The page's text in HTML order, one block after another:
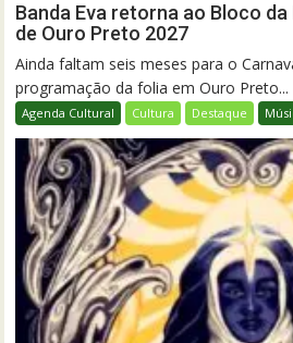
Banda Eva retorna ao Bloco da
de Ouro Preto 2027
Ainda faltam seis meses para o
programação da folia em Ouro Preto...
Agenda Cultural Cultura Destaque